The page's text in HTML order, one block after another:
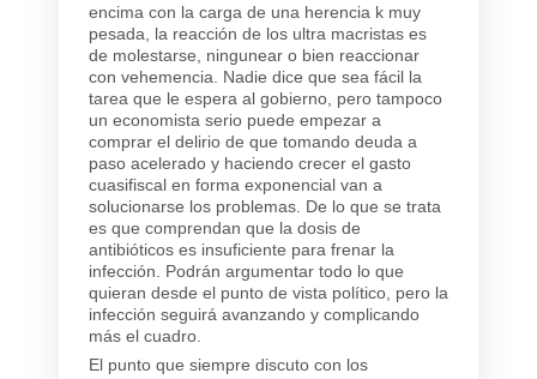
encima con la carga de una herencia k muy
pesada, la reacción de los ultra macristas es
de molestarse, ningunear o bien reaccionar
con vehemencia. Nadie dice que sea fácil la
tarea que le espera al gobierno, pero tampoco
un economista serio puede empezar a
comprar el delirio de que tomando deuda a
paso acelerado y haciendo crecer el gasto
cuasifiscal en forma exponencial van a
solucionarse los problemas. De lo que se trata
es que comprendan que la dosis de
antibióticos es insuficiente para frenar la
infección. Podrán argumentar todo lo que
quieran desde el punto de vista político, pero la
infección seguirá avanzando y complicando
más el cuadro.
El punto que siempre discuto con los